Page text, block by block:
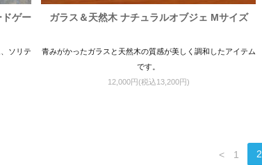
ゲー
ソリテ
ガラス＆天然木 ナチュラルオブジェ Mサイズ
青みがかったガラスと天然木の質感が美しく調和したアイテム
です。
12,000円(税込13,200円)
< 1 2